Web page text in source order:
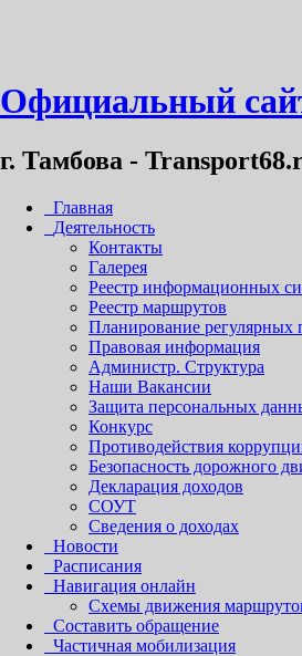
Официальный
г. Тамбова -
Главная
Деятельность
Контакты
Галерея
Реестр информационных
Реестр маршрутов
Планирование регулярных
Правовая информация
Администр. Структура
Наши Вакансии
Защита персональных
Конкурс
Противодействия
Безопасность дорожного
Декларация доходов
СОУТ
Сведения о доходах
Новости
Расписания
Навигация онлайн
Схемы движения
Составить обращение
Частичная мобилизация